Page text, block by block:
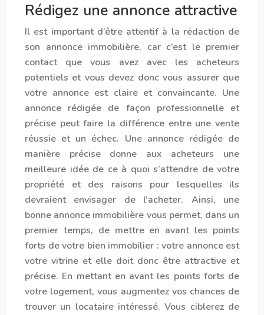
Rédigez une annonce attractive
Il est important d’être attentif à la rédaction de
son annonce immobilière, car c’est le premier
contact que vous avez avec les acheteurs
potentiels et vous devez donc vous assurer que
votre annonce est claire et convaincante. Une
annonce rédigée de façon professionnelle et
précise peut faire la différence entre une vente
réussie et un échec. Une annonce rédigée de
manière précise donne aux acheteurs une
meilleure idée de ce à quoi s’attendre de votre
propriété et des raisons pour lesquelles ils
devraient envisager de l’acheter. Ainsi, une
bonne annonce immobilière vous permet, dans un
premier temps, de mettre en avant les points
forts de votre bien immobilier : votre annonce est
votre vitrine et elle doit donc être attractive et
précise. En mettant en avant les points forts de
votre logement, vous augmentez vos chances de
trouver un locataire intéressé. Vous ciblerez de